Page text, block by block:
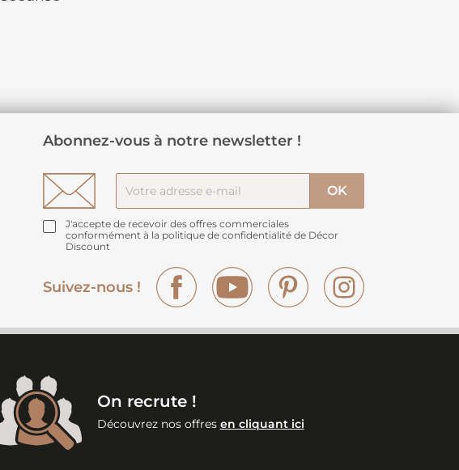
Abonnez-vous à notre newsletter !
J'accepte de recevoir des offres commerciales
conformément à la politique de confidentialité de Décor
Discount
Suivez-nous !
Facebook YouTube Pinterest
On recrute !
Découvrez nos offres en cliquant ici